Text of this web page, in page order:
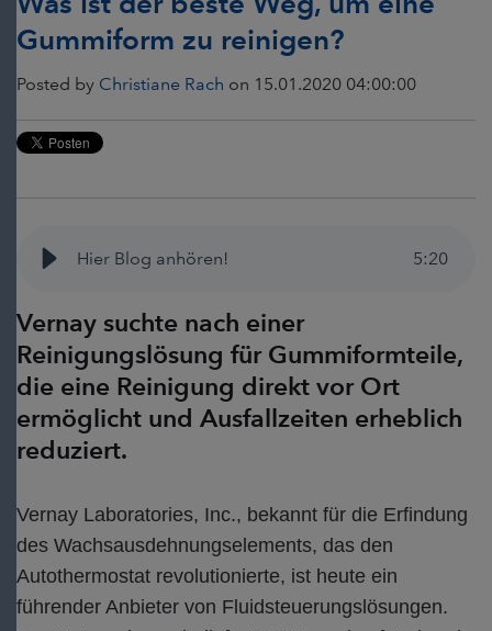
Gummiform zu reinigen?
Posted by Christiane Rach on 15.01.2020 04:00:00
Hier Blog anhören! 5:20
Vernay suchte nach einer
Reinigungslösung für Gummiformteile,
die eine Reinigung direkt vor Ort
ermöglicht und Ausfallzeiten erheblich
reduziert.
Vernay Laboratories, Inc., bekannt für die Erfindung
des Wachsausdehnungselements, das den
Autothermostat revolutionierte, ist heute ein
führender Anbieter von Fluidsteuerungslösungen.